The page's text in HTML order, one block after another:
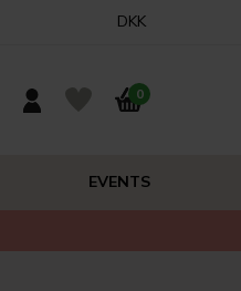
DKK
0
EVENTS